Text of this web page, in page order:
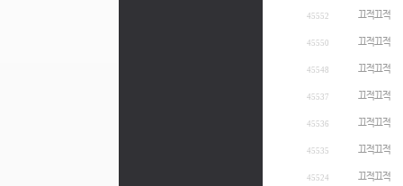
45552 끄적끄적
45550 끄적끄적
45548 끄적끄적
45537 끄적끄적
45536 끄적끄적
45535 끄적끄적
45524 끄적끄적